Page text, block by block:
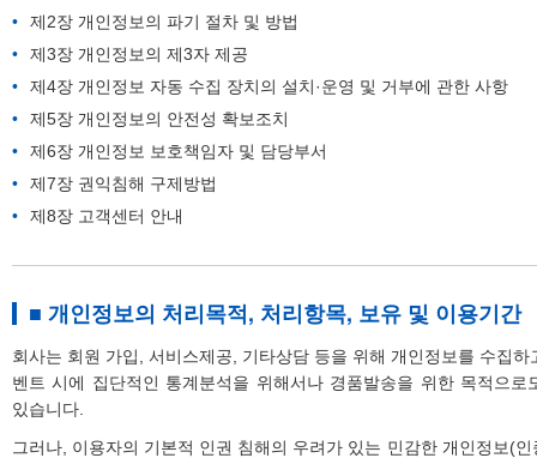
제2장 개인정보의 파기 절차 및 방법
제3장 개인정보의 제3자 제공
제4장 개인정보 자동 수집 장치의 설치·운영 및 거부에 관한 사항
제5장 개인정보의 안전성 확보조치
제6장 개인정보 보호책임자 및 담당부서
제7장 권익침해 구제방법
제8장 고객센터 안내
■ 개인정보의 처리목적, 처리항목, 보유 및 이용기간
회사는 회원 가입, 서비스제공, 기타상담 등을 위해 개인정보를 수집
벤트 시에 집단적인 통계분석을 위해서나 경품발송을 위한 목적으
있습니다.
그러나, 이용자의 기본적 인권 침해의 우려가 있는 민감한 개인정보(